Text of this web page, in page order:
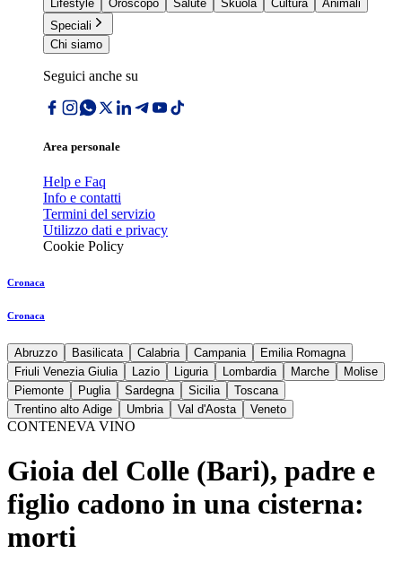
Lifestyle
Oroscopo Salute Skuola Cultura
Animali
Speciali
Chi siamo
Seguici anche su
Area personale
Help e Faq
Info e contatti
Termini del servizio
Utilizzo dati e privacy
Cookie Policy
Cronaca
Cronaca
Abruzzo Basilicata Calabria Campania
Emilia Romagna
Friuli Venezia Giulia
Lazio Liguria Lombardia Marche
Molise
Piemonte
Puglia Sardegna Sicilia
Toscana
Trentino alto Adige
Umbria Val d'Aosta Veneto
CONTENEVA VINO
Gioia del Colle (Bari), padre e
figlio cadono in una cisterna:
morti